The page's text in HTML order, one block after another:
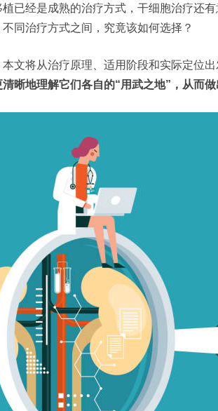
已经是成熟的治疗方式，干细胞治疗还
同治疗方式之间，究竟该如何选择？
文将从治疗原理、适用阶段和实际定位出
晰地理解它们各自的“用武之地”，从而做